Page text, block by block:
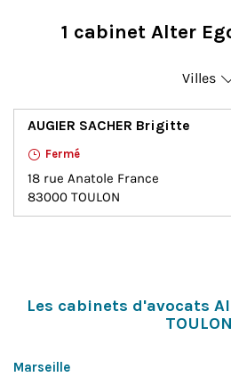
1 cabinet Alter
Villes
Toulon
AUGIER SACHER Brigitte
Fermé
18 rue Anatole France
83000 TOULON
Les cabinets d'avocats
TOULON
Marseille